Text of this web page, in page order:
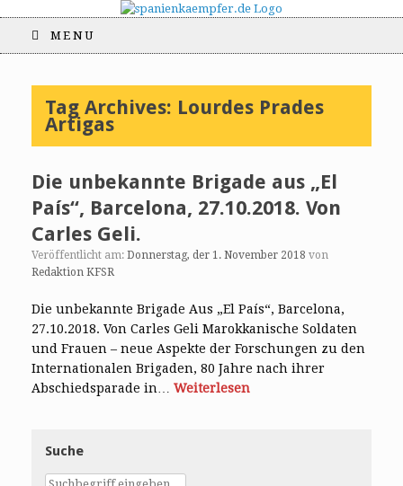
MENU
Tag Archives: Lourdes Prades
Artigas
Die unbekannte Brigade aus „El
País“, Barcelona, 27.10.2018. Von
Carles Geli.
Veröffentlicht am: Donnerstag, der 1. November 2018 von
Redaktion KFSR
Die unbekannte Brigade Aus „El País“, Barcelona,
27.10.2018. Von Carles Geli Marokkanische Soldaten
und Frauen – neue Aspekte der Forschungen zu den
Internationalen Brigaden, 80 Jahre nach ihrer
Abschiedsparade in… Weiterlesen
Suche